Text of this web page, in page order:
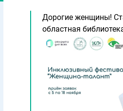
Дорогие женщины!
областная